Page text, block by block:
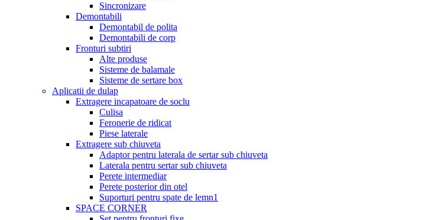
Sincronizare
Demontabili
Demontabil de polita
Demontabili de corp
Fronturi subtiri
Alte produse
Sisteme de balamale
Sisteme de sertare box
Aplicatii de dulap
Extragere incapatoare de soclu
Culisa
Feronerie de ridicat
Piese laterale
Extragere sub chiuveta
Adaptor pentru laterala de sertar sub chiuveta
Laterala pentru sertar sub chiuveta
Perete intermediar
Perete posterior din otel
Suporturi pentru spate de lemn1
SPACE CORNER